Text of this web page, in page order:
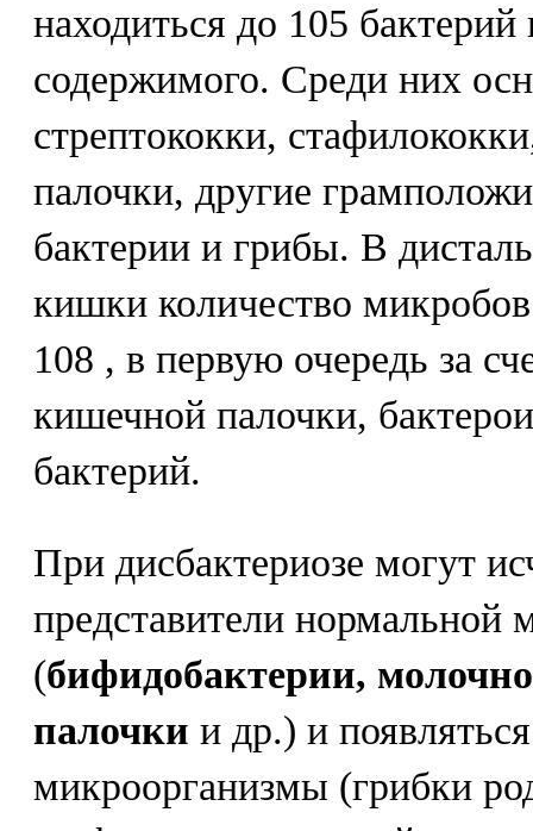
находиться до 105
содержимого. Среди них
стрептококки,
палочки, другие
бактерии и грибы. В
кишки количество
108 , в первую очередь за
кишечной палочки,
бактерий.
При дисбактериозе могут
представители нормальной
(бифидобактерии,
палочки и др.) и
микроорганизмы (грибки